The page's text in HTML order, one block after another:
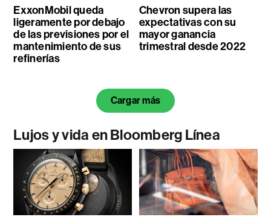
ExxonMobil queda
ligeramente por debajo
de las previsiones por el
mantenimiento de sus
refinerías
Chevron supera las
expectativas con su
mayor ganancia
trimestral desde 2022
Cargar más
Lujos y vida en Bloomberg Línea